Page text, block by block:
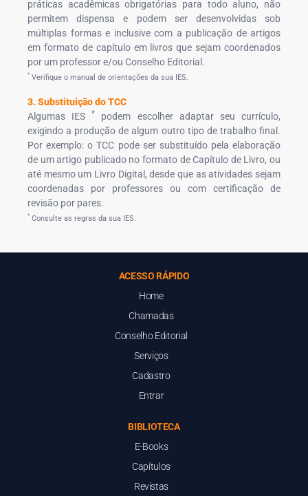
práticas acadêmicas obrigatórias para todo aluno, não
permitem dispensa e podem ser desenvolvidas sob
múltiplas formas e inclusive com a publicação de artigos
em formato de capítulo em livros que sejam coordenados
por um professor e/ou Conselho Editorial.
* Verifique o manual de orientações da sua IES.
3. Substituição do TCC
Algumas IES*
podem escolher adaptar seu currículo,
exigindo a produção de algum outro tipo de trabalho final.
Por exemplo: o TCC pode ser substituído pela elaboração
de um artigo publicado no formato de Capítulo de Livro, ou
até mesmo um Livro Digital, desde que as atividades sejam
coordenadas por professores ou com certificação de
revisão por pares.
* Consulte as regras da sua IES.
ACESSO RÁPIDO
Home
Chamadas
Conselho Editorial
Serviços
Cadastro
Entrar
BIBLIOTECA
E-Books
Capítulos
Revistas